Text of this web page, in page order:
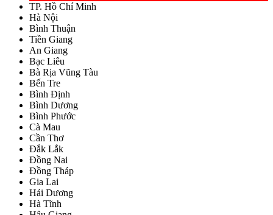
TP. Hồ Chí Minh
Hà Nội
Bình Thuận
Tiền Giang
An Giang
Bạc Liêu
Bà Rịa Vũng Tàu
Bến Tre
Bình Định
Bình Dương
Bình Phước
Cà Mau
Cần Thơ
Đắk Lắk
Đồng Nai
Đồng Tháp
Gia Lai
Hải Dương
Hà Tĩnh